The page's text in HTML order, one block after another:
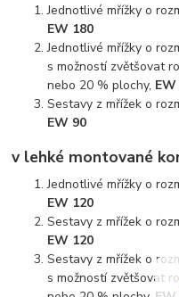
Jednotlivé mřížky o
EW 180
Jednotlivé mřížky o
s možností zvětšovat
nebo 20 % plochy,
Sestavy z mřížek o
EW 90
v lehké montované
Jednotlivé mřížky o
EW 120
Sestavy z mřížek o
EW 120
Sestavy z mřížek o
s možností zvětšovat